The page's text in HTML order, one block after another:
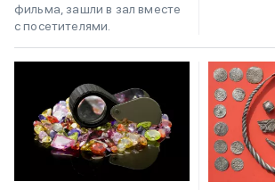
фильма, зашли в зал вместе
с посетителями.